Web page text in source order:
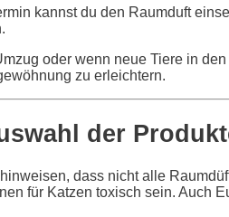
kannst du den Raumduft
oder wenn neue Tiere in
zu erleichtern.
der
dass nicht alle
für Katzen toxisch sein. Auch